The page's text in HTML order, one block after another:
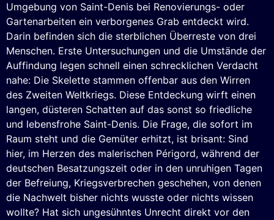
Umgebung von Saint-Denis bei Renovierungs- oder
Gartenarbeiten ein verborgenes Grab entdeckt wird.
Darin befinden sich die sterblichen Überreste von drei
Menschen. Erste Untersuchungen und die Umstände der
Auffindung legen schnell einen schrecklichen Verdacht
nahe: Die Skelette stammen offenbar aus den Wirren
des Zweiten Weltkriegs. Diese Entdeckung wirft einen
langen, düsteren Schatten auf das sonst so friedliche
und lebensfrohe Saint-Denis. Die Frage, die sofort im
Raum steht und die Gemüter erhitzt, ist brisant: Sind
hier, im Herzen des malerischen Périgord, während der
deutschen Besatzungszeit oder in den unruhigen Tagen
der Befreiung, Kriegsverbrechen geschehen, von denen
die Nachwelt bisher nichts wusste oder nichts wissen
wollte? Hat sich ungesühntes Unrecht direkt vor den